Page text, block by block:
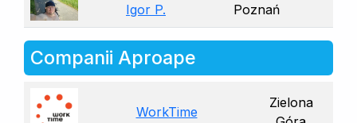
Igor P. Poznań
Companii Aproape
WorkTime
Zielona